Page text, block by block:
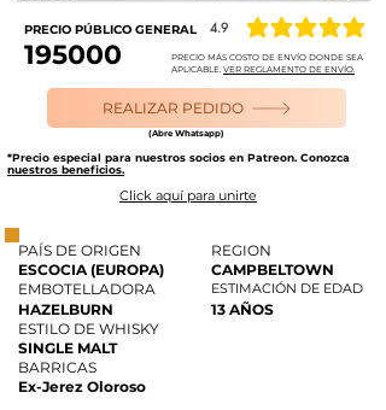
PRECIO PÚBLICO GENERAL 4.9 la calificación
195000
PRECIO MÁS COSTO DE ENVÍO DONDE SEA
APLICABLE. VER REGLAMENTO DE ENVÍO.
REALIZAR PEDIDO
(Abre Whatsapp)
*Precio especial para nuestros socios en Patreon. Conozca
nuestros beneficios.
Click aquí para unirte
PAÍS DE ORIGEN
ESCOCIA (EUROPA)
EMBOTELLADORA
HAZELBURN
REGION
CAMPBELTOWN
ESTIMACIÓN DE EDAD
13 AÑOS
ESTILO DE WHISKY
SINGLE MALT
BARRICAS
Ex-Jerez Oloroso